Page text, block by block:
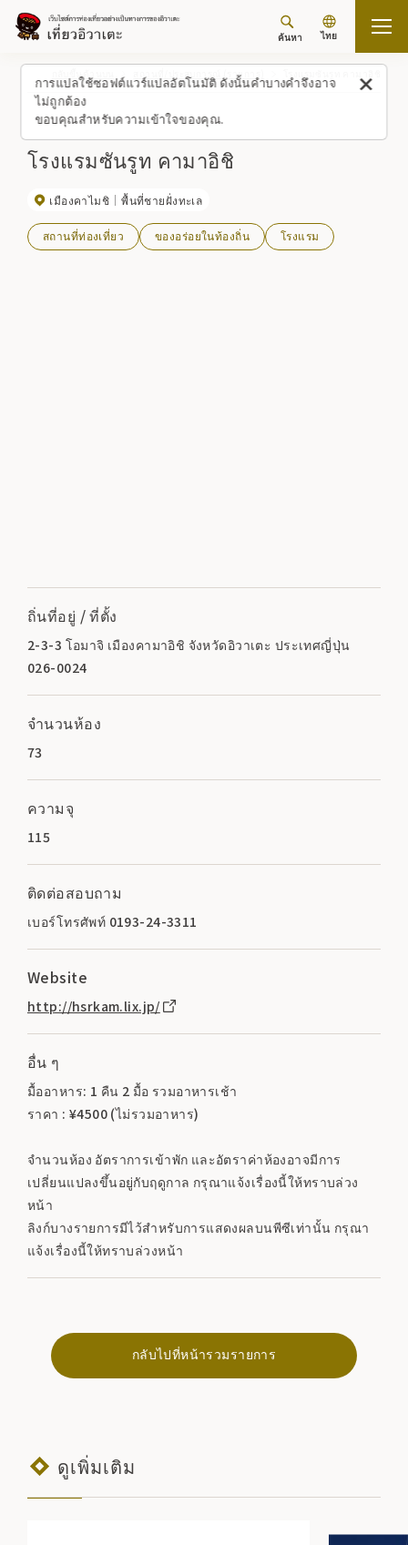
การแปลใช้ซอฟต์แวร์แปลอัตโนมัติ ดังนั้นคำบางคำจึงอาจ
ไม่ถูกต้อง
ขอบคุณสำหรับความเข้าใจของคุณ.
ค้นหา ไทย
กลับขึ้นด้านบน สถานที่/ประสบการณ์ (รายการ)
โรงแรมซันรูท คามาอิชิ
เมืองคาไมชิ พื้นที่ชายฝั่งทะเล
สถานที่ท่องเที่ยว ของอร่อยในท้องถิ่น โรงแรม
ถิ่นที่อยู่ / ที่ตั้ง
2-3-3 โอมาจิ เมืองคามาอิชิ จังหวัดอิวาเตะ ประเทศญี่ปุ่น
026-0024
จำนวนห้อง
73
ความจุ
115
ติดต่อสอบถาม
เบอร์โทรศัพท์ 0193-24-3311
Website
http://hsrkam.lix.jp/
อื่น ๆ
มื้ออาหาร: 1 คืน 2 มื้อ รวมอาหารเช้า
ราคา : ¥4500 (ไม่รวมอาหาร)
จำนวนห้อง อัตราการเข้าพัก และอัตราค่าห้องอาจมีการ
เปลี่ยนแปลงขึ้นอยู่กับฤดูกาล กรุณาแจ้งเรื่องนี้ให้ทราบล่วง
หน้า
ลิงก์บางรายการมีไว้สำหรับการแสดงผลบนพีซีเท่านั้น กรุณา
แจ้งเรื่องนี้ให้ทราบล่วงหน้า
กลับไปที่หน้ารวมรายการ
ดูเพิ่มเติม